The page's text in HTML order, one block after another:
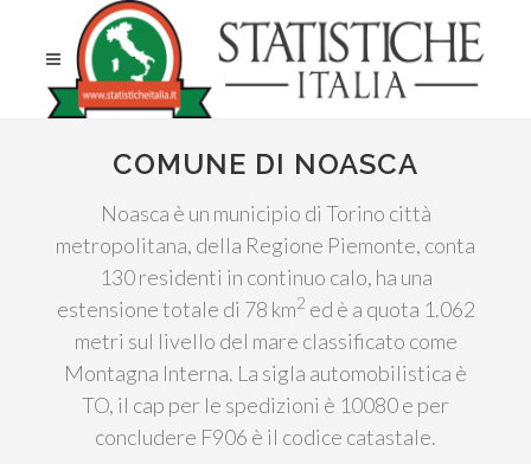
COMUNE DI NOASCA
Noasca è un municipio di Torino città
metropolitana, della Regione Piemonte, conta
130 residenti in continuo calo, ha una
estensione totale di 78 km2 ed è a quota 1.062
metri sul livello del mare classificato come
Montagna Interna. La sigla automobilistica è
TO, il cap per le spedizioni è 10080 e per
concludere F906 è il codice catastale.